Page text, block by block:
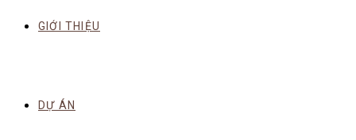
GIỚI THIỆU
DỰ ÁN